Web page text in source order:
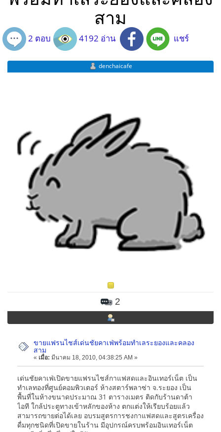
สาม
2 ตอบ 4192 อ่าน แชร์
denchaicafe
2
ขายแฟรนไชส์เด่นชัยคาเฟ่พร้อมทำเลระยองและคลอง
สาม
« เมื่อ: มีนาคม 18, 2010, 04:38:25 AM »
เด่นชัยคาเฟ่เปิดขายแฟรนไชส์กาแฟสดและอินเทอร์เน็ต เป็น
ทำเลทองที่ศูนย์คอมพิวเตอร์ ห้างสตาร์พลาซ่า จ.ระยอง เป็น
พื้นที่ในห้างขนาดประมาณ 31 ตารางเมตร ติดกับร้านดาต้า
ไอที ใกล้ประตูทางเข้าหลักของห้าง ตกแต่งให้เรียบร้อยแล้ว
สามารถขายต่อได้เลย อบรมสูตรการชงกาแฟสดและสูตรเครื่อง
ดื่มทุกชนิดที่เปิดขายในร้าน มีอุปกรณ์ครบพร้อมอินเทอร์เน็ต